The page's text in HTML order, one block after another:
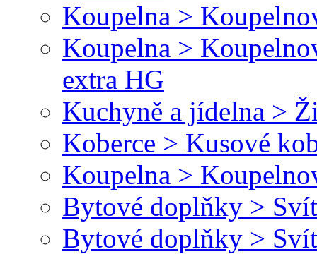
Koupelna >
Koupelna >
extra HG
Kuchyně a jídelna >
Koberce > Kusové
Koupelna >
Bytové doplňky >
Bytové doplňky >